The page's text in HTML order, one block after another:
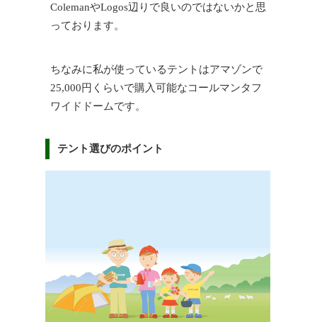
ColemanやLogos辺りで良いのではないかと思
っております。
ちなみに私が使っているテントはアマゾンで
25,000円くらいで購入可能なコールマンタフ
ワイドドームです。
テント選びのポイント